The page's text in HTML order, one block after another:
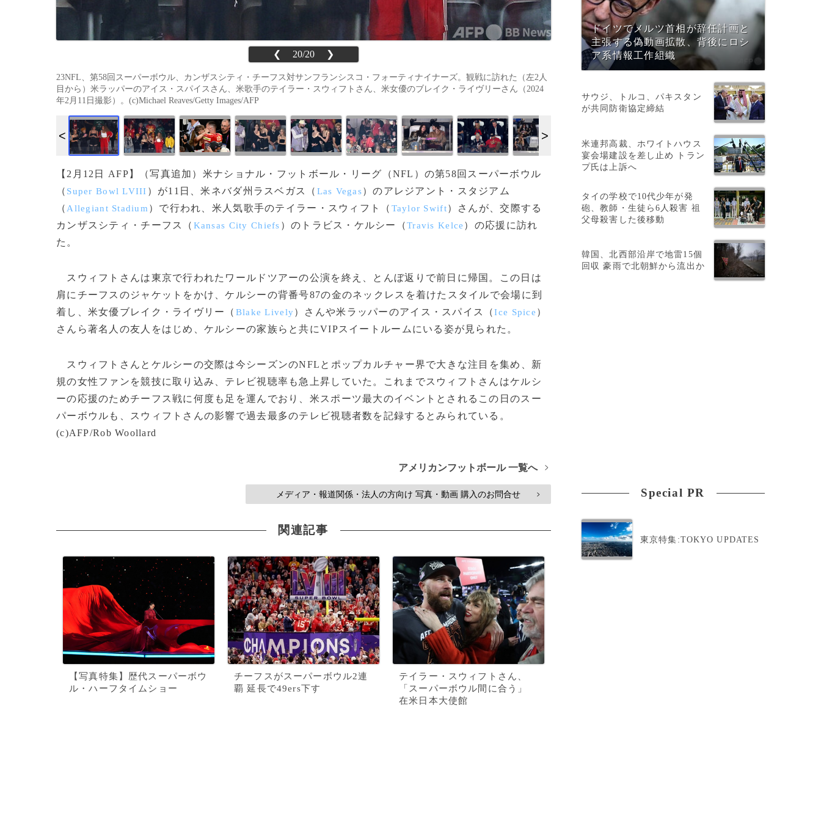
❮ 20/20 ❯
23NFL、第58回スーパーボウル、カンザスシティ・チーフス対サンフランシスコ・フォーティナイナーズ。観戦に訪れた（左2人
目から）米ラッパーのアイス・スパイスさん、米歌手のテイラー・スウィフトさん、米女優のブレイク・ライヴリーさん（2024
年2月11日撮影）。(c)Michael Reaves/Getty Images/AFP
【2月12日 AFP】（写真追加）米ナショナル・フットボール・リーグ（NFL）の第58回スーパーボウル
（ Super Bowl LVIII ）が11日、米ネバダ州ラスベガス（ Las Vegas）のアレジアント・スタジアム
（ Allegiant Stadium ）で行われ、米人気歌手のテイラー・スウィフト（ Taylor Swift）さんが、交際する
カンザスシティ・チーフス（ Kansas City Chiefs ）のトラビス・ケルシー（Travis Kelce ）の応援に訪れ
た。
スウィフトさんは東京で行われたワールドツアーの公演を終え、とんぼ返りで前日に帰国。この日は
肩にチーフスのジャケットをかけ、ケルシーの背番号87の金のネックレスを着けたスタイルで会場に到
着し、米女優ブレイク・ライヴリー（ Blake Lively）さんや米ラッパーのアイス・スパイス（Ice Spice ）
さんら著名人の友人をはじめ、ケルシーの家族らと共にVIPスイートルームにいる姿が見られた。
スウィフトさんとケルシーの交際は今シーズンのNFLとポップカルチャー界で大きな注目を集め、新
規の女性ファンを競技に取り込み、テレビ視聴率も急上昇していた。これまでスウィフトさんはケルシ
ーの応援のためチーフス戦に何度も足を運んでおり、米スポーツ最大のイベントとされるこの日のスー
パーボウルも、スウィフトさんの影響で過去最多のテレビ視聴者数を記録するとみられている。
(c)AFP/Rob Woollard
アメリカンフットボール 一覧へ >
メディア・報道関係・法人の方向け 写真・動画 購入のお問合せ >
関連記事
【写真特集】歴代スーパーボウ
ル・ハーフタイムショー
チーフスがスーパーボウル2連
覇 延長で49ers下す
テイラー・スウィフトさん、
「スーパーボウル間に合う」
在米日本大使館
ドイツでメルツ首相が辞任計画と
主張する偽動画拡散、背後にロシ
ア系情報工作組織
サウジ、トルコ、パキスタン
が共同防衛協定締結
米連邦高裁、ホワイトハウス
宴会場建設を差し止め トラン
プ氏は上訴へ
タイの学校で10代少年が発
砲、教師・生徒ら6人殺害 祖
父母殺害した後移動
韓国、北西部沿岸で地雷15個
回収 豪雨で北朝鮮から流出か
Special PR
東京特集:TOKYO UPDATES